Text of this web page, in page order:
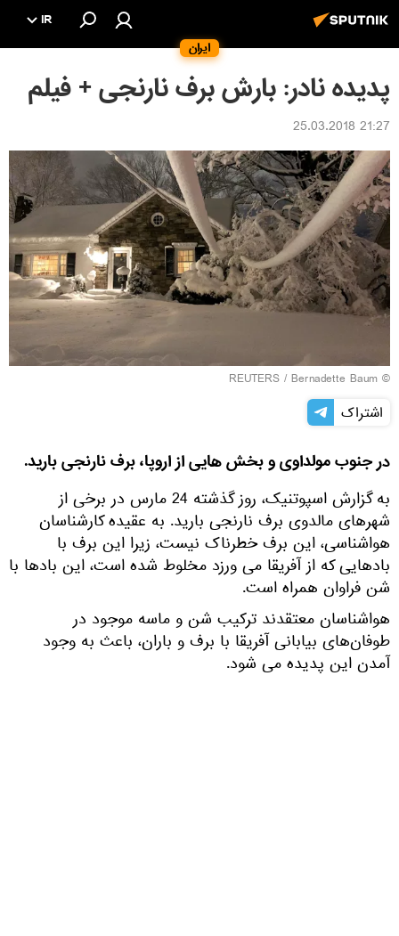
ایران
IR
پدیده نادر: بارش برف نارنجی + فیلم
21:27 25.03.2018
©
REUTERS / Bernadette Baum
اشتراک
در جنوب مولداوی و بخش هایی از اروپا، برف نارنجی بارید.
به گزارش اسپوتنیک، روز گذشته 24 مارس در برخی از
شهرهای مالدوی برف نارنجی بارید. به عقیده کارشناسان
هواشناسی، این برف خطرناک نیست، زیرا این برف با
بادهایی که از آفریقا می ورزد مخلوط شده است، این بادها با
شن فراوان همراه است.
هواشناسان معتقدند ترکیب شن و ماسه موجود در
طوفان‌های بیابانی آفریقا با برف و باران، باعث به وجود
آمدن این پدیده می شود.